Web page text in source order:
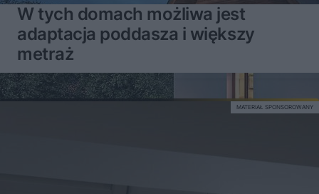
W tych domach możliwa jest
adaptacja poddasza i większy
metraż
MATERIAŁ SPONSOROWANY